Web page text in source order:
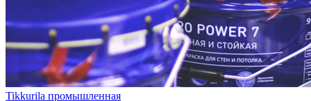
Tikkurila промышленная